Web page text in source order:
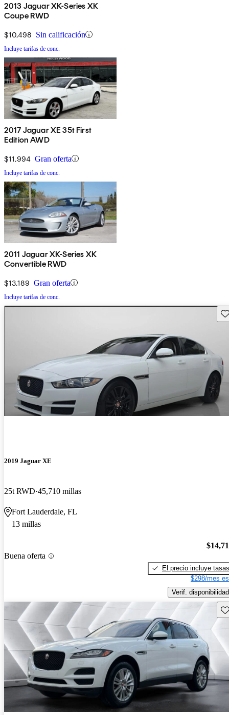
2013 Jaguar XK-Series XK
Coupe RWD
$10,498 Sin calificación
Incluye tarifas de conc.
2017 Jaguar XE 35t First
Edition AWD
$11,994 Gran oferta
Incluye tarifas de conc.
2011 Jaguar XK-Series XK
Convertible RWD
$13,189 Gran oferta
Incluye tarifas de conc.
2019 Jaguar XE
25t RWD 45,710 millas
Fort Lauderdale, FL
13 millas
Buena oferta
El precio incluye tasas
$298/mes
Verif. disponibilidad